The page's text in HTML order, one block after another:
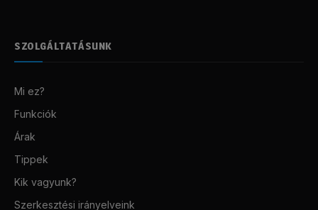
SZOLGÁLTATÁSUNK
Mi ez?
Funkciók
Árak
Tippek
Kik vagyunk?
Szerkesztési irányelveink